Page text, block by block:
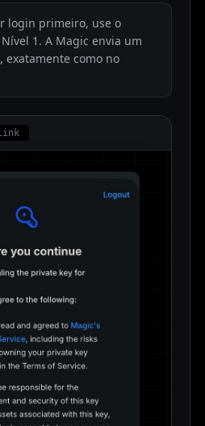
login primeiro, use o
1. A Magic envia um
exatamente como no